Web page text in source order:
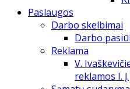
Paslaugos
Darbo skelbimai
Darbo
Reklama
V.
reklamos I. Į.